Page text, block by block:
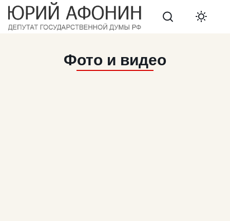
Search
Фото и видео